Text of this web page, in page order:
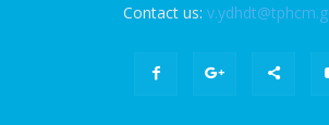
Contact us: